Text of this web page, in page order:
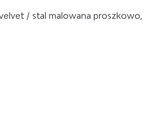
/ stal malowana proszkowo,